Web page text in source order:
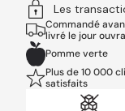
Les
Commandé
livré le jour
Pomme verte
Plus de 10 000
satisfaits